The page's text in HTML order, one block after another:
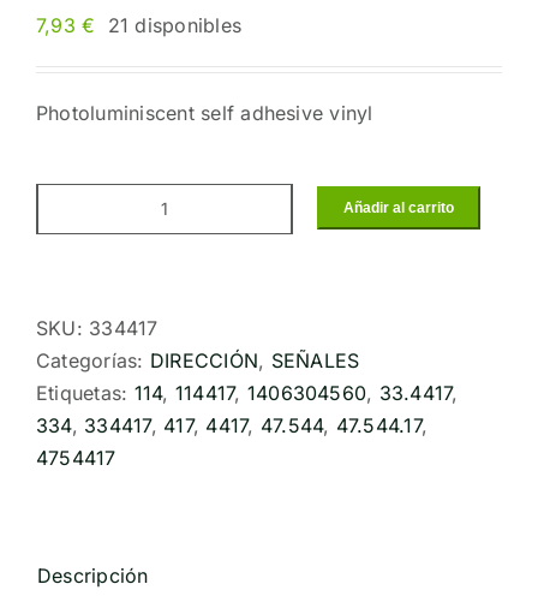
7,93€ 21 disponibles
Photoluminiscent self adhesive vinyl
Señal
PARA
USO
DE
Añadir al carrito
SKU: 334417
Categorías: DIRECCIÓN, SEÑALES
Etiquetas: 114, 114417, 1406304560, 33.4417,
334, 334417, 417, 4417, 47.544, 47.544.17,
4754417
Descripción